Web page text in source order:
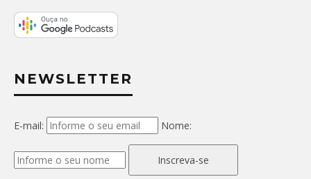
NEWSLETTER
E-mail: Nome:
Inscreva-se